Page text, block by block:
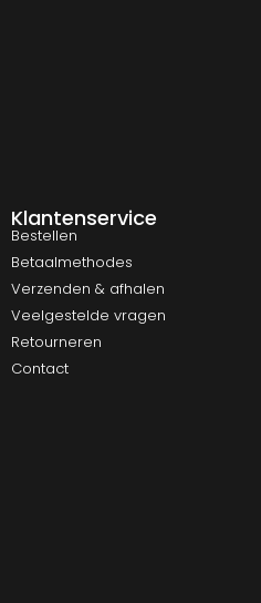
Klantenservice
Bestellen
Betaalmethodes
Verzenden & afhalen
Veelgestelde vragen
Retourneren
Contact